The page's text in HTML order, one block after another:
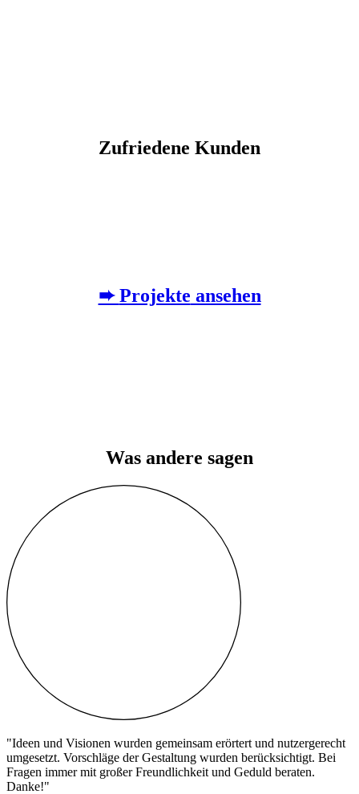
Zufriedene Kunden
➨Projekte ansehen
Was andere sagen
"Ideen und Visionen wurden gemeinsam erörtert und nutzergerecht
umgesetzt. Vorschläge der Gestaltung wurden berücksichtigt. Bei
Fragen immer mit großer Freundlichkeit und Geduld beraten.
Danke!"